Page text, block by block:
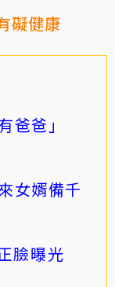
礙健康
爸爸」
女婿備千
臉曝光